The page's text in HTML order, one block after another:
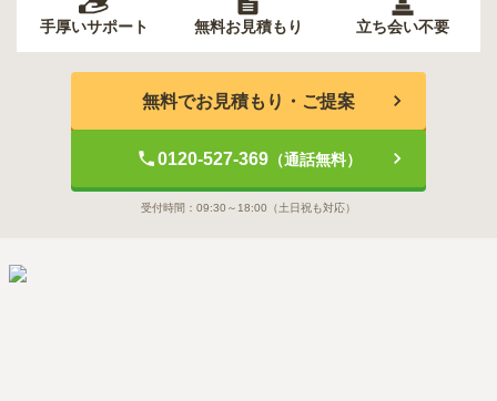
手厚いサポート 無料お見積もり 立ち会い不要
無料でお見積もり・ご提案
0120-527-369（通話無料）
受付時間： 09:30～18:00 （土日祝も対応）